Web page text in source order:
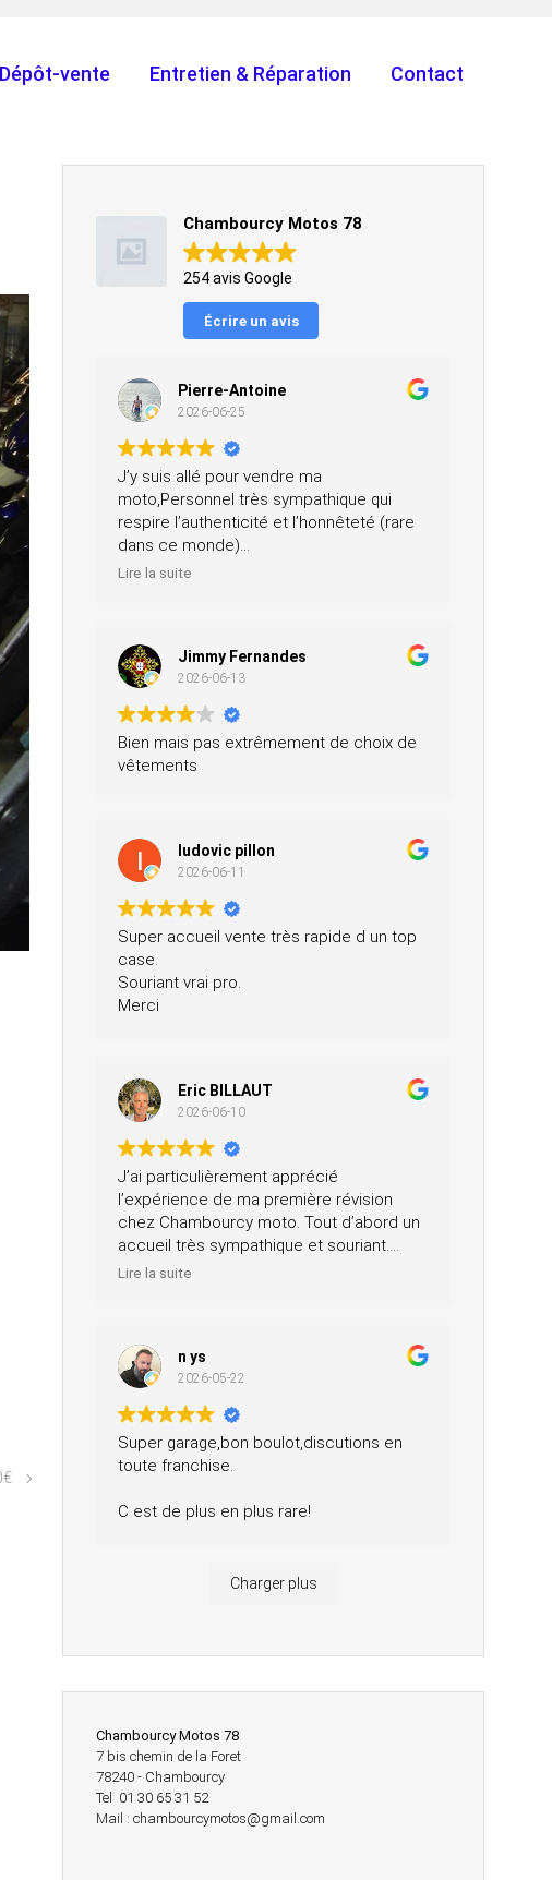
vente Entretien & Réparation Contact
Chambourcy Motos 78
254 avis Google
Écrire un avis
Pierre-Antoine
2026-06-25
J’y suis allé pour vendre ma
moto,Personnel très sympathique qui
respire l’authenticité et l’honnêteté (rare
dans ce monde)
Merci pour votre professionnalisme, je
Lire la suite
Jimmy Fernandes
2026-06-13
Bien mais pas extrêmement de choix de
vêtements
ludovic pillon
2026-06-11
Super accueil vente très rapide d un top
case.
Souriant vrai pro.
Merci
Eric BILLAUT
2026-06-10
J’ai particulièrement apprécié
l’expérience de ma première révision
chez Chambourcy moto. Tout d’abord un
accueil très sympathique et souriant.
Ensuite, ils m’ont prêté une moto pendant
%.
Lire la suite
n ys
2026-05-22
Super garage,bon boulot,discutions en
toute franchise.
C est de plus en plus rare!
Charger plus
Chambourcy Motos 78
7 bis chemin de la Foret
78240 - Chambourcy
Tel 01 30 65 31 52
Mail : chambourcymotos@gmail.com